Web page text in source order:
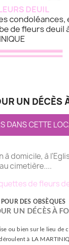
DEUIL
condoléances,
de fleurs deuil
UN DÉCÈS
DANS CETTE
domicile, à
cimetière....
de fleurs
DES OBSÈQUES
UN DÉCÈS À
ou bien sur le lieu
à LA